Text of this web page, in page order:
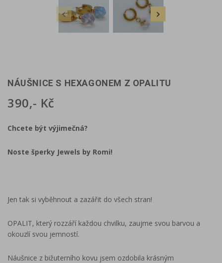
 
NÁUŠNICE S HEXAGONEM Z OPALITU
390,- Kč
Chcete být výjimečná?
Noste šperky Jewels by Romi!
Jen tak si vyběhnout a zazářit do všech stran!
OPALIT, který rozzáří každou chvilku, zaujme svou barvou a
okouzlí svou jemností.
Náušnice z bižuterního kovu jsem ozdobila krásným